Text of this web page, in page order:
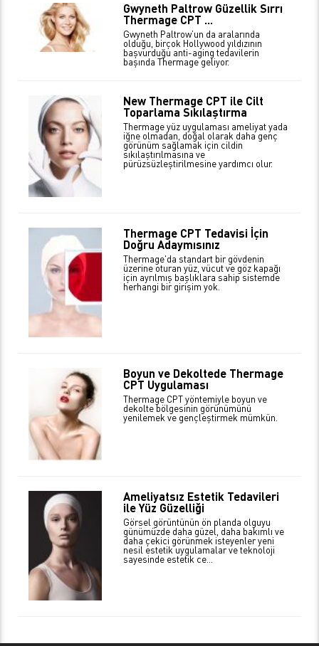
Gwyneth Paltrow Güzellik Sırrı
Thermage CPT ...
Gwyneth Paltrow’un da aralarında
olduğu, birçok Hollywood yıldızının
başvurduğu anti-aging tedavilerin
başında Thermage geliyor.
New Thermage CPT ile Cilt
Toparlama Sıkılaştırma
Thermage yüz uygulaması ameliyat yada
iğne olmadan, doğal olarak daha genç
görünüm sağlamak için cildin
sıkılaştırılmasına ve
pürüzsüzleştirilmesine yardımcı olur.
Thermage CPT Tedavisi İçin
Doğru Adaymısınız
Thermage'da standart bir gövdenin
üzerine oturan yüz, vücut ve göz kapağı
için ayrılmış başlıklara sahip sistemde
herhangi bir girişim yok.
Boyun ve Dekoltede Thermage
CPT Uygulaması
Thermage CPT yöntemiyle boyun ve
dekolte bölgesinin görünümünü
yenilemek ve gençleştirmek mümkün.
Ameliyatsız Estetik Tedavileri
ile Yüz Güzelliği
Görsel görüntünün ön planda olguyu
günümüzde daha güzel, daha bakımlı ve
daha çekici görünmek isteyenler yeni
nesil estetik uygulamalar ve teknoloji
sayesinde estetik ce...